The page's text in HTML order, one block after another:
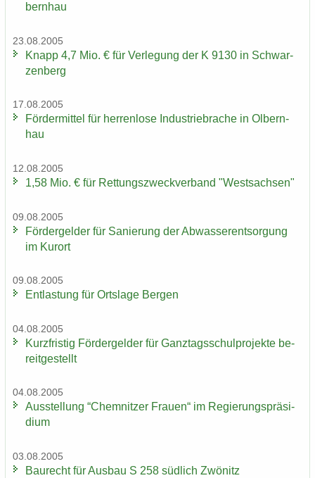
bern­hau
23.08.2005
Knapp 4,7 Mio. € für Ver­le­gung der K 9130 in Schwar­
zen­berg
17.08.2005
För­der­mit­tel für her­ren­lo­se In­dus­trie­bra­che in Ol­bern­
hau
12.08.2005
1,58 Mio. € für Ret­tungs­zweck­ver­band "West­sach­sen"
09.08.2005
För­der­gel­der für Sa­nie­rung der Ab­was­ser­ent­sor­gung
im Kur­ort
09.08.2005
Ent­las­tung für Orts­la­ge Ber­gen
04.08.2005
Kurz­fris­tig För­der­gel­der für Ganz­tags­schul­pro­jek­te be­
reit­ge­stellt
04.08.2005
Aus­stel­lung “Chem­nit­zer Frau­en“ im Re­gie­rungs­prä­si­
di­um
03.08.2005
Bau­recht für Aus­bau S 258 süd­lich Zwö­nitz